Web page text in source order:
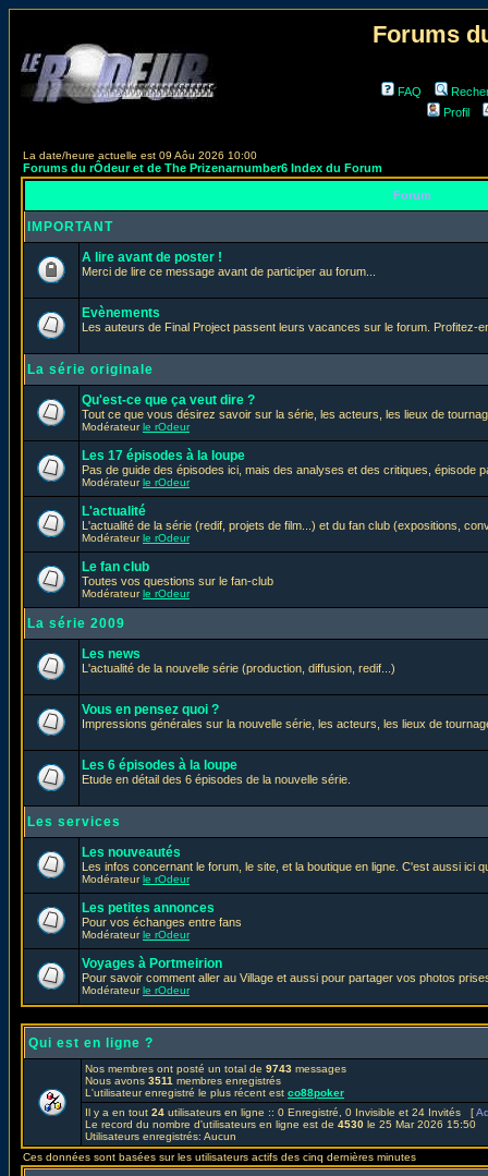
Forums
FAQ
Profil
La date/heure actuelle est 09 Aôu 2026 10:00
Forums du rÔdeur et de The Prizenarnumber6 Index du Forum
Forum
IMPORTANT
A lire avant de poster !
Merci de lire ce message avant de participer au forum...
Evènements
Les auteurs de Final Project passent leurs vacances sur le forum. Profitez-
La série originale
Qu'est-ce que ça veut dire ?
Tout ce que vous désirez savoir sur la série, les acteurs, les lieux de
Modérateurle rOdeur
Les 17 épisodes à la loupe
Pas de guide des épisodes ici, mais des analyses et des critiques, épisode
Modérateurle rOdeur
L'actualité
L'actualité de la série (redif, projets de film...) et du fan club (expositions,
Modérateurle rOdeur
Le fan club
Toutes vos questions sur le fan-club
Modérateurle rOdeur
La série 2009
Les news
L'actualité de la nouvelle série (production, diffusion, redif...)
Vous en pensez quoi ?
Impressions générales sur la nouvelle série, les acteurs, les lieux de
Les 6 épisodes à la loupe
Etude en détail des 6 épisodes de la nouvelle série.
Les services
Les nouveautés
Les infos concernant le forum, le site, et la boutique en ligne. C'est aussi ici
Modérateurle rOdeur
Les petites annonces
Pour vos échanges entre fans
Modérateurle rOdeur
Voyages à Portmeirion
Pour savoir comment aller au Village et aussi pour partager vos photos
Modérateurle rOdeur
Qui est en ligne ?
Nos membres ont posté un total de 9743 messages
Nous avons 3511 membres enregistrés
L'utilisateur enregistré le plus récent est co88poker
Il y a en tout 24 utilisateurs en ligne :: 0 Enregistré, 0 Invisible et 24 Invités [
Le record du nombre d'utilisateurs en ligne est de 4530 le 25 Mar 2026 15:50
Utilisateurs enregistrés: Aucun
Ces données sont basées sur les utilisateurs actifs des cinq dernières minutes